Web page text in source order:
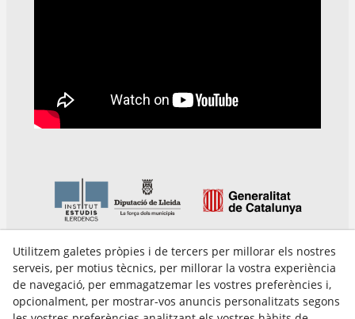
Utilitzem galetes pròpies i de tercers per millorar els nostres
serveis, per motius tècnics, per millorar la vostra experiència
de navegació, per emmagatzemar les vostres preferències i,
opcionalment, per mostrar-vos anuncis personalitzats segons